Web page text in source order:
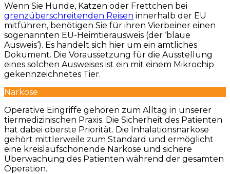
Wenn Sie Hunde, Katzen oder Frettchen bei
grenzüberschreitenden Reisen innerhalb der EU
mitführen, benötigen Sie für ihren Vierbeiner einen
sogenannten EU-Heimtierausweis (der ‘blaue
Ausweis‘). Es handelt sich hier um ein amtliches
Dokument. Die Voraussetzung für die Ausstellung
eines solchen Ausweises ist ein mit einem Mikrochip
gekennzeichnetes Tier.
Narkose
Operative Eingriffe gehören zum Alltag in unserer
tiermedizinischen Praxis. Die Sicherheit des Patienten
hat dabei oberste Priorität. Die Inhalationsnarkose
gehört mittlerweile zum Standard und ermöglicht
eine kreislaufschonende Narkose und sichere
Überwachung des Patienten während der gesamten
Operation.